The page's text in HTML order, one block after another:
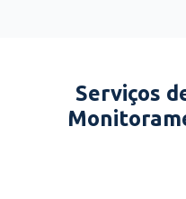
Serviços